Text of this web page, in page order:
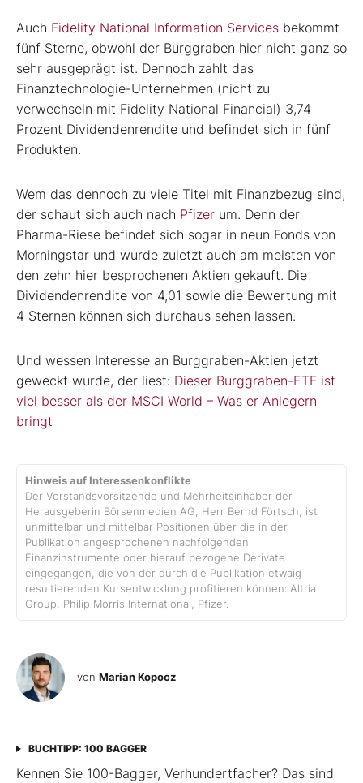
Auch Fidelity National Information Services bekommt
fünf Sterne, obwohl der Burggraben hier nicht ganz so
sehr ausgeprägt ist. Dennoch zahlt das
Finanztechnologie-Unternehmen (nicht zu
verwechseln mit Fidelity National Financial) 3,74
Prozent Dividendenrendite und befindet sich in fünf
Produkten.
Wem das dennoch zu viele Titel mit Finanzbezug sind,
der schaut sich auch nach Pfizer um. Denn der
Pharma-Riese befindet sich sogar in neun Fonds von
Morningstar und wurde zuletzt auch am meisten von
den zehn hier besprochenen Aktien gekauft. Die
Dividendenrendite von 4,01 sowie die Bewertung mit
4 Sternen können sich durchaus sehen lassen.
Und wessen Interesse an Burggraben-Aktien jetzt
geweckt wurde, der liest: Dieser Burggraben-ETF ist
viel besser als der MSCI World – Was er Anlegern
bringt
Hinweis auf Interessenkonflikte
Der Vorstandsvorsitzende und Mehrheitsinhaber der
Herausgeberin Börsenmedien AG, Herr Bernd Förtsch, ist
unmittelbar und mittelbar Positionen über die in der
Publikation angesprochenen nachfolgenden
Finanzinstrumente oder hierauf bezogene Derivate
eingegangen, die von der durch die Publikation etwaig
resultierenden Kursentwicklung profitieren können: Altria
Group, Philip Morris International, Pfizer.
von Marian Kopocz
BUCHTIPP: 100 BAGGER
Kennen Sie 100-Bagger, Verhundertfacher? Das sind